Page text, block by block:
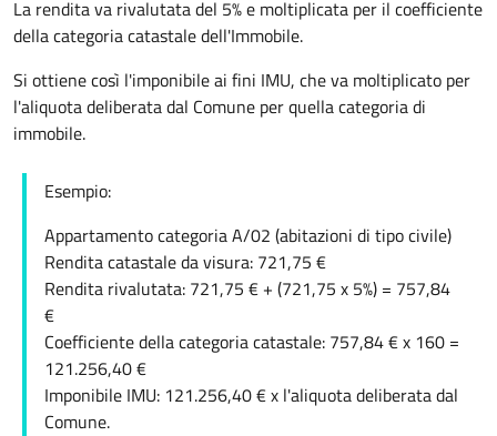
La rendita va rivalutata del 5% e moltiplicata per il coefficiente
della categoria catastale dell'Immobile.
Si ottiene così l'imponibile ai fini IMU, che va moltiplicato per
l'aliquota deliberata dal Comune per quella categoria di
immobile.
Esempio:
Appartamento categoria A/02 (abitazioni di tipo civile)
Rendita catastale da visura: 721,75 €
Rendita rivalutata: 721,75 € + (721,75 x 5%) = 757,84
€
Coefficiente della categoria catastale: 757,84 € x 160 =
121.256,40 €
Imponibile IMU: 121.256,40 € x l'aliquota deliberata dal
Comune.